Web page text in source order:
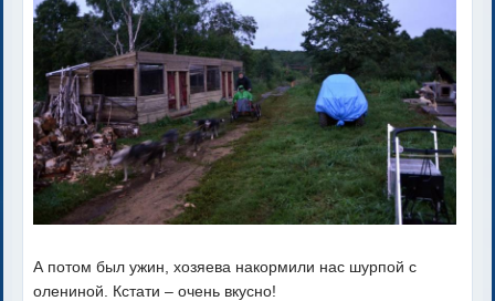
А потом был ужин, хозяева накормили нас шурпой с
олениной. Кстати – очень вкусно!